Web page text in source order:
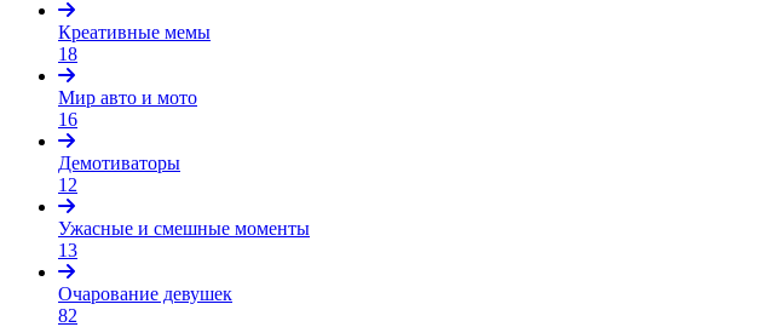
Креативные мемы
18
Мир авто и мото
16
Демотиваторы
12
Ужасные и смешные моменты
13
Очарование девушек
82